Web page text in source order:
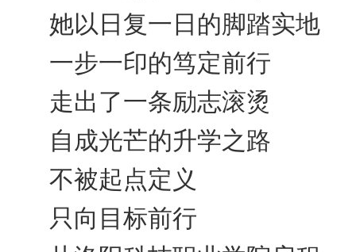
她以日复一日的脚踏实地
一步一印的笃定前行
走出了一条励志滚烫
自成光芒的升学之路
不被起点定义
只向目标前行